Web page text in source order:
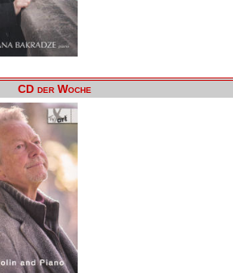
CD der Woche